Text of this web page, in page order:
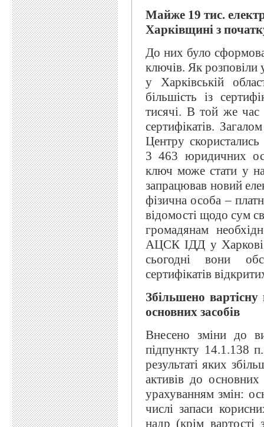
Майже 19 тис.
Харківщині з
До них було
ключів. Як розповіли
у Харківській
більшість із
тисячі. В той же
сертифікатів.
Центру
3 463 юридичних
ключ може стати у
запрацював новий
фізична особа –
відомості щодо сум
громадянам
АЦСК ІДД у Харкові
сьогодні вони
сертифікатів
Збільшено
основних засобів
Внесено зміни до
підпункту 14.1.138
результаті яких
активів до
урахуванням змін:
числі запаси
надр (крім вартості